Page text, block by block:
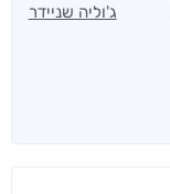
ג'וליה שניידר